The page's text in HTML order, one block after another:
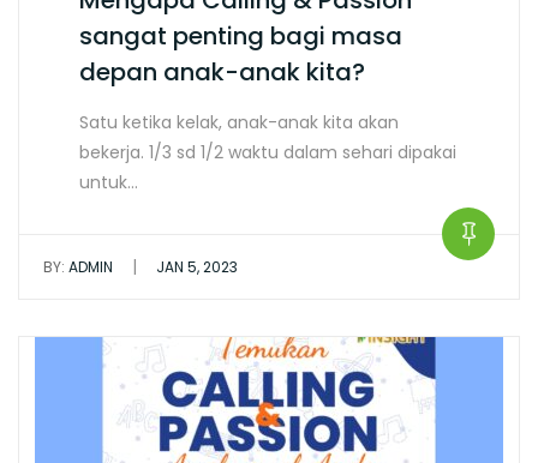
sangat penting bagi masa
depan anak-anak kita?
Satu ketika kelak, anak-anak kita akan
bekerja. 1/3 sd 1/2 waktu dalam sehari dipakai
untuk…
BY: ADMIN | JAN 5, 2023